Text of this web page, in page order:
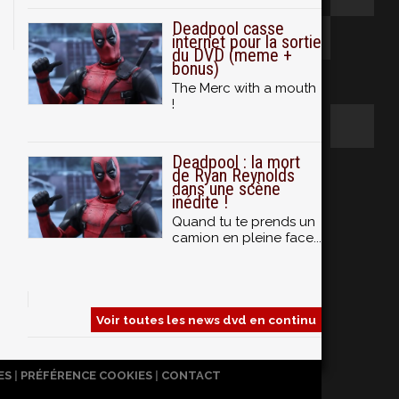
Deadpool casse
internet pour la sortie
du DVD (meme +
bonus)
The Merc with a mouth
!
Deadpool : la mort
de Ryan Reynolds
dans une scène
inédite !
Quand tu te prends un
camion en pleine face...
Voir toutes les news dvd en continu
PRÉFÉRENCE COOKIES CONTACT